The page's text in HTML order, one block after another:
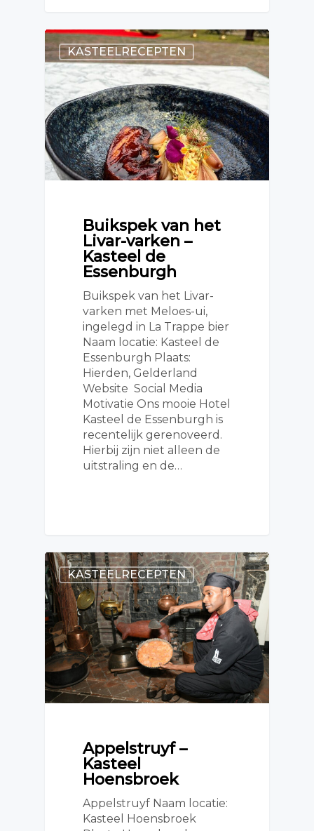
KASTEELRECEPTEN
Buikspek van het
Livar-varken –
Kasteel de
Essenburgh
Buikspek van het Livar-
varken met Meloes-ui,
ingelegd in La Trappe bier
Naam locatie: Kasteel de
Essenburgh Plaats:
Hierden, Gelderland
Website Social Media
Motivatie Ons mooie Hotel
Kasteel de Essenburgh is
recentelijk gerenoveerd.
Hierbij zijn niet alleen de
uitstraling en de…
KASTEELRECEPTEN
Appelstruyf –
Kasteel
Hoensbroek
Appelstruyf Naam locatie:
Kasteel Hoensbroek